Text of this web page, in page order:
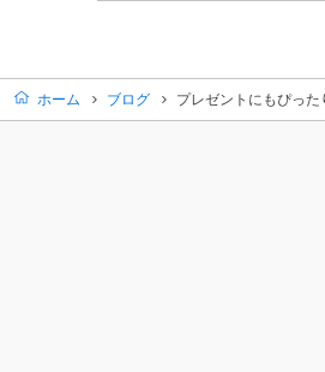
ホーム ブログ プレゼントにもぴっ